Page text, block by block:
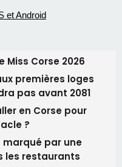
Miss Corse 2026
premières loges
pas avant 2081
en Corse pour
?
marqué par une
les restaurants